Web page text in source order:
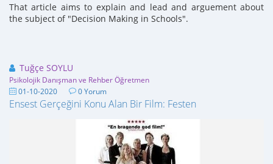
That article aims to explain and lead and arguement about
the subject of "Decision Making in Schools".
Tuğçe SOYLU
Psikolojik Danışman ve Rehber Öğretmen
01-10-2020 0 Yorum
Ensest Gerçeğini Konu Alan Bir Film: Festen